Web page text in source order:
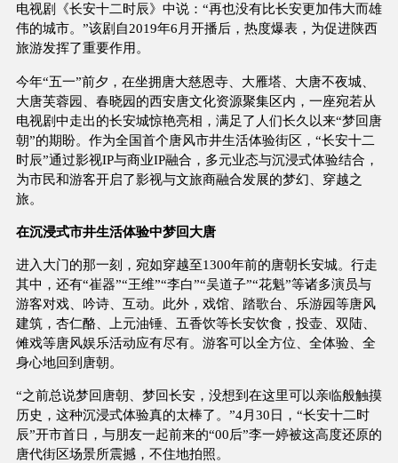
电视剧《长安十二时辰》中说：“再也没有比长安更加伟大而雄
伟的城市。”该剧自2019年6月开播后，热度爆表，为促进陕西
旅游发挥了重要作用。
今年“五一”前夕，在坐拥唐大慈恩寺、大雁塔、大唐不夜城、
大唐芙蓉园、春晓园的西安唐文化资源聚集区内，一座宛若从
电视剧中走出的长安城惊艳亮相，满足了人们长久以来“梦回唐
朝”的期盼。作为全国首个唐风市井生活体验街区，“长安十二
时辰”通过影视IP与商业IP融合，多元业态与沉浸式体验结合，
为市民和游客开启了影视与文旅商融合发展的梦幻、穿越之
旅。
在沉浸式市井生活体验中梦回大唐
进入大门的那一刻，宛如穿越至1300年前的唐朝长安城。行走
其中，还有“崔器”“王维”“李白”“吴道子”“花魁”等诸多演员与
游客对戏、吟诗、互动。此外，戏馆、踏歌台、乐游园等唐风
建筑，杏仁酪、上元油锤、五香饮等长安饮食，投壶、双陆、
傩戏等唐风娱乐活动应有尽有。游客可以全方位、全体验、全
身心地回到唐朝。
“之前总说梦回唐朝、梦回长安，没想到在这里可以亲临般触摸
历史，这种沉浸式体验真的太棒了。”4月30日，“长安十二时
辰”开市首日，与朋友一起前来的“00后”李一婷被这高度还原的
唐代街区场景所震撼，不住地拍照。